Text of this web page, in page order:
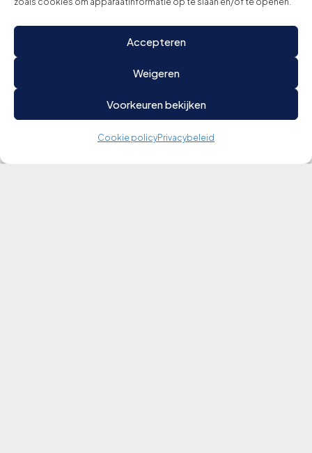
Accepteren
Weigeren
Voorkeuren bekijken
Cookie policyPrivacybeleid
Lees onze
magazine digitaal
Verder lezen